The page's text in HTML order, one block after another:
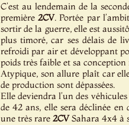
C’est au lendemain de la
première2CV. Portée par
sortir de la guerre, elle est
plus timoré, car ses délais de
refroidi par air et développant
poids très faible et sa
Atypique, son allure plaît car
de production sont dépassées.
Elle deviendra l’un des
de 42 ans, elle sera déclinée
une très rare 2CVSahara 4x4 à